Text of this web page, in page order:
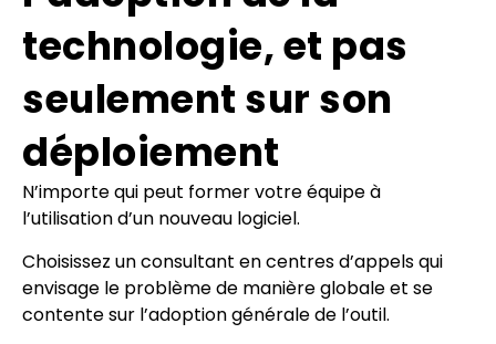
technologie, et pas
seulement sur son
déploiement
N’importe qui peut former votre équipe à
l’utilisation d’un nouveau logiciel.
Choisissez un consultant en centres d’appels qui
envisage le problème de manière globale et se
contente sur l’adoption générale de l’outil.